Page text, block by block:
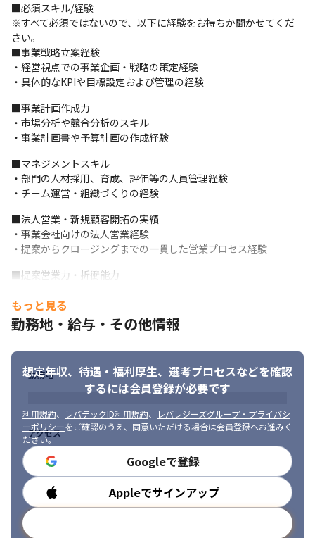
■必須スキル/経験
※すべて必須ではないので、以下に経験をお持ちか聞かせてくだ
さい。
■事業戦略立案経験
・経営視点での事業企画・戦略の策定経験
・具体的なKPIや目標設定および管理の経験
■事業計画作成力
・市場分析や競合分析のスキル
・事業計画書や予算計画の作成経験
■マネジメントスキル
・部門の人材採用、育成、評価等の人員管理経験
・チーム運営・組織づくりの経験
■法人営業・新規顧客開拓の実績
・事業会社向けの法人営業経験
・提案からクロージングまでの一貫した営業プロセス経験
■提案営業力・折衝能力
・開発後の運用保守を含めた中長期的な提案力
■プロジェクト管理能力
進経験
・プロジェクトマネジメントツール（Backlog、Redmine等）の
■コミュニケーションスキル
・顧客および社内外関係者との円滑なコミュニケーション力
・報告・プレゼンテーション能力
■歓迎スキル/経験
※これらもあるとより活躍できると考えてます。
■IT技術への深い理解
・クラウド（AWS、Azure等）、アジャイル開発、スクラムに関す
る知識
もっと見る
勤務地・給与・その他情報
想定年収、待遇・福利厚生、 選考プロセスなどを確認
するには会員登録が必要です
利用規約、 レバテックID利用規約、
レバレジーズグループ・プライバシ
ーポリシーをご確認のうえ、同意いただける場合は会員登録へお進みく
ださい。
Googleで登録
Appleでサインアップ
勤務地
アクセス
勤務時間